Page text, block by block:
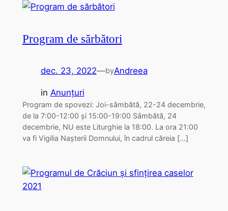
Program de sărbători
dec. 23, 2022—byAndreea
in Anunțuri
Program de spovezi: Joi-sâmbătă, 22-24 decembrie,
de la 7:00-12:00 și 15:00-19:00 Sâmbătă, 24
decembrie, NU este Liturghie la 18:00. La ora 21:00
va fi Vigilia Nașterii Domnului, în cadrul căreia […]